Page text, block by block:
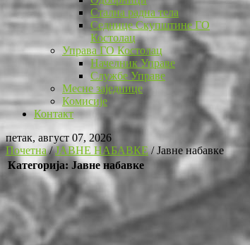
Стална радна тела
Седнице Скупштине ГО
Костолац
Управа ГО Костолац
Начелник Управе
Службе Управе
Месне заједнице
Комисије
Контакт
петак, август 07, 2026
Почетна/ЈАВНЕ НАБАВКЕ/Јавне набавке
Категорија: Јавне набавке